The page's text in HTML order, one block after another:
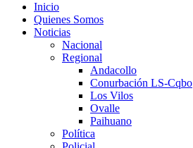
Inicio
Quienes Somos
Noticias
Nacional
Regional
Andacollo
Conurbación LS-Cqbo
Los Vilos
Ovalle
Paihuano
Política